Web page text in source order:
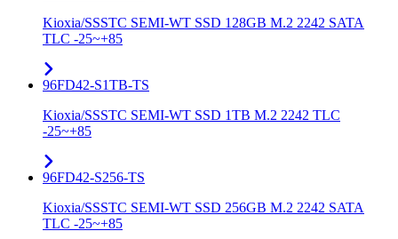
Kioxia/SSSTC SEMI-WT SSD 128GB M.2 2242 SATA
TLC -25~+85
96FD42-S1TB-TS
Kioxia/SSSTC SEMI-WT SSD 1TB M.2 2242 TLC
-25~+85
96FD42-S256-TS
Kioxia/SSSTC SEMI-WT SSD 256GB M.2 2242 SATA
TLC -25~+85